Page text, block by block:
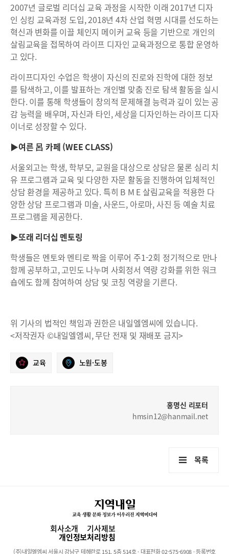
2007년 글로벌 리더십 교육 과정을 시작한 이래 2017년 디자
인 싱킹 교육과정 도입, 2018년 4차 산업 혁명 시대를 선도하는
혁신과 변화를 이끌 체인지 메이커 교육 등을 기반으로 개인의
살림교육을 접목하여 라이프 디자인 교육과정으로 통합 운영하
고 있다.
라이프디자인 수업은 학생이 자신의 진로와 진학에 대한 정보
를 탐색하고, 이를 발표하는 개인별 맞춤 진로 탐색 활동을 실시
한다. 이를 통해 학생들이 창의적 문제해결 능력과 깊이 있는 공
감 능력을 배우며, 자신과 타인, 세상을 디자인하는 라이프 디자
이너로 성장할 수 있다.
▶여른 呂 카페 (WEE CLASS)
서울외고는 학생, 학부모, 교원을 대상으로 상담은 물론 심리 치
유 프로그램과 교육 및 다양한 자문 활동을 진행하여 입체적인
상담 환경을 제공하고 있다. 특히 B M E 살림교육을 적용한 다
양한 상담 프로그램과 미술, 사운드, 아로마, 사진 등 예술 치료
프로그램을 제공한다.
▶또래 리더십 멘토링
학생들은 멘토와 멘티로 짝을 이루어 주1-2회 정기적으로 만나
함께 공부하고, 고민도 나누며 사회정서 역량 강화를 위한 워크
숍에도 함께 참여하여 상담 및 코칭 역량을 기른다.
위 기사의 법적인 책임과 권한은 내일엘엠씨에 있습니다.
<저작권자 ©내일엘엠씨, 무단 전재 및 재배포 금지>
교육 노원·도봉
홍명신 리포터
hmsin12@hanmail.net
목록
회사소개 기사제보
개인정보처리방침
(주)내일엘엠씨 서울시 강남구 테헤란로 151, 5층 514호 · 대표전화 02-575-6908 · 등록번호